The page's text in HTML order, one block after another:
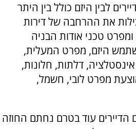
לבין היזם כולל בין היתר
את ההרחבה של דירות
ומפרט טכני אודות הבניה
היזם, מפרט המעלית,
דלתות, חלונות,
מפרט לובי, חשמל,
הדיירים עוד בטרם נחתם החוזה